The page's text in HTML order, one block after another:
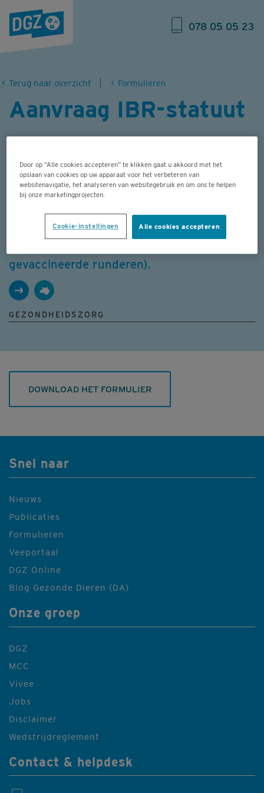
078 05 05 23
Terug naar overzicht Formulieren
Aanvraag IBR-statuut
statuut aanvragen op een conventioneel
beslag (statuut IBR gE negatief in transitie,
mogelijk aanwezigheid van gevaccineerde
runderen of statuut IBR-VRIJ zonder
gevaccineerde runderen).
GEZONDHEIDSZORG
DOWNLOAD HET FORMULIER
Snel naar
Nieuws
Publicaties
Formulieren
Veeportaal
DGZ Online
Blog Gezonde Dieren (DA)
Onze groep
DGZ
MCC
Vivee
Jobs
Disclaimer
Wedstrijdreglement
Contact & helpdesk
Door op “Alle cookies accepteren” te klikken gaat u akkoord met het
opslaan van cookies op uw apparaat voor het verbeteren van
websitenavigatie, het analyseren van websitegebruik en om ons te helpen
bij onze marketingprojecten.
Alle cookies accepteren
Cookie-instellingen